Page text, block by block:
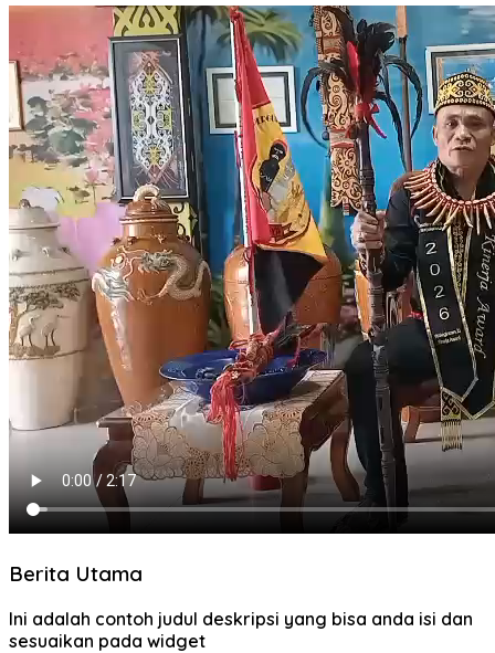
Berita Utama
Ini adalah contoh judul deskripsi yang bisa anda isi dan
sesuaikan pada widget